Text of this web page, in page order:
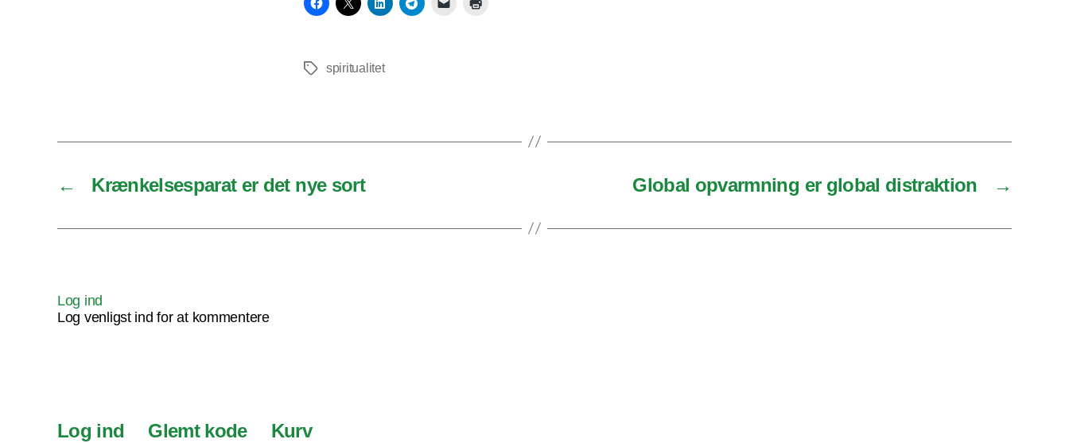
Tagsspiritualitet
← Krænkelsesparat er det nye sort →
Global opvarmning er global distraktion
Log ind
Log venligst ind for at kommentere
Log ind Glemt kode Kurv